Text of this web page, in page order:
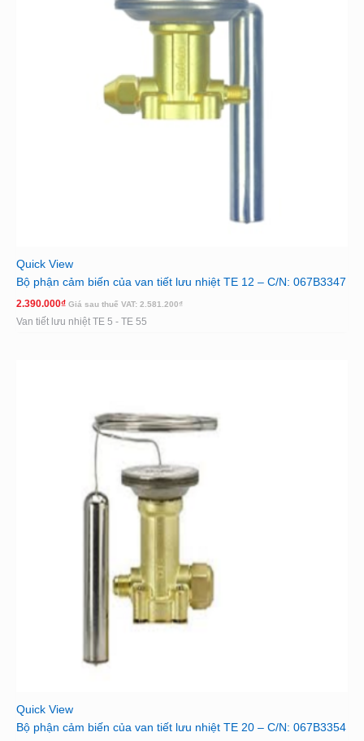
Quick View
Bộ phận cảm biến của van tiết lưu nhiệt TE 12 – C/N: 067B3347
2.390.000₫ Giá sau thuế VAT: 2.581.200₫
Van tiết lưu nhiệt TE 5 - TE 55
Quick View
Bộ phận cảm biến của van tiết lưu nhiệt TE 20 – C/N: 067B3354